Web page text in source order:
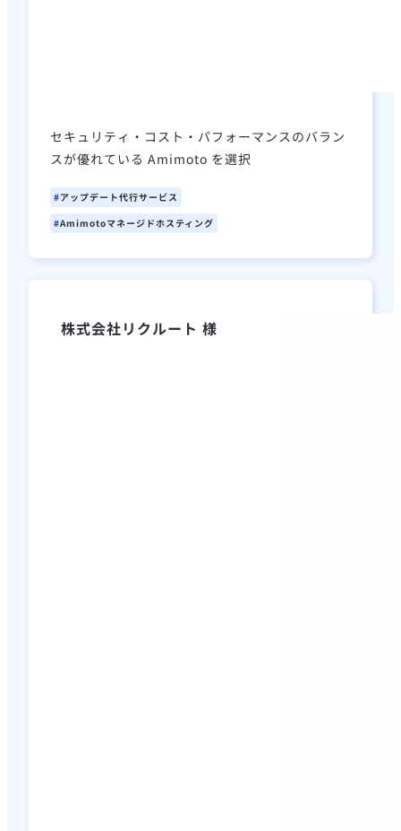
セキュリティ・コスト・パフォーマンスのバラン
スが優れている Amimoto を選択
アップデート代行サービス
Amimotoマネージドホスティング
株式会社リクルート 様